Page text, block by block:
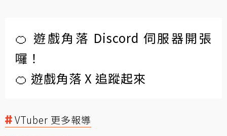
🍊 遊戲角落 Discord 伺服器開張
囉！
🍊 遊戲角落 X 追蹤起來
VTuber 更多報導